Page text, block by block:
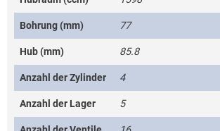
Bohrung (mm) 77
Hub (mm) 85.8
Anzahl der Zylinder 4
Anzahl der Lager 5